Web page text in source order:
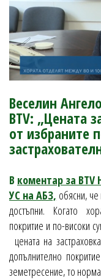
Веселин
BTV: „Цената
от избраните
В коментар за BTV
УС на АБЗ, обясни, че
достъпни. Когато
покритие и по-високи
цената на
допълнително
земетресение, то